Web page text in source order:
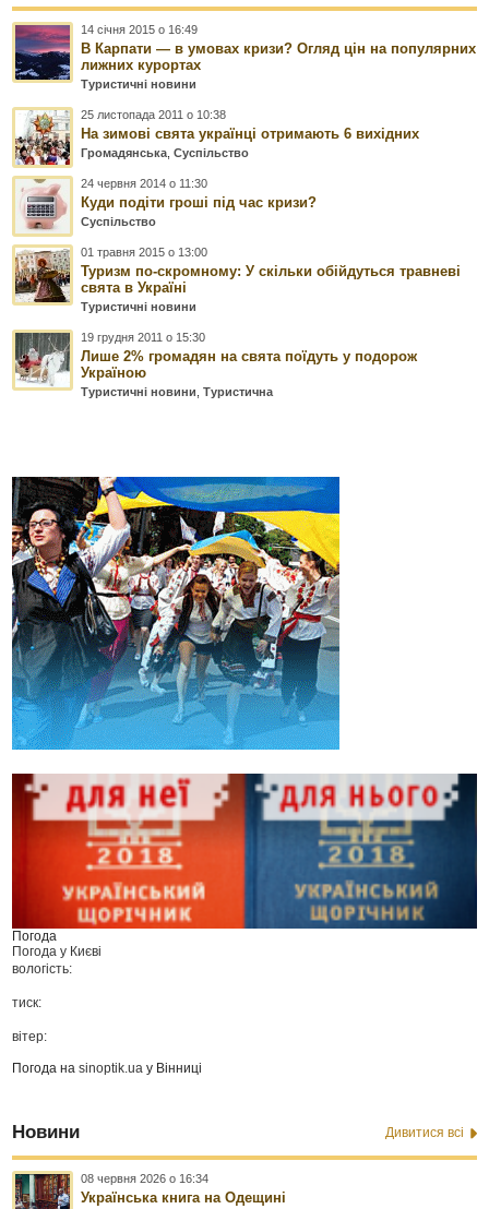
14 січня 2015 о 16:49
В Карпати — в умовах кризи? Огляд цін на популярних
лижних курортах
Туристичні новини
25 листопада 2011 о 10:38
На зимові свята українці отримають 6 вихідних
Громадянська,Суспільство
24 червня 2014 о 11:30
Куди подіти гроші під час кризи?
Суспільство
01 травня 2015 о 13:00
Туризм по-скромному: У скільки обійдуться травневі
свята в Україні
Туристичні новини
19 грудня 2011 о 15:30
Лише 2% громадян на свята поїдуть у подорож
Україною
Туристичні новини,Туристична
Погода
Погода у Києві
вологість:
тиск:
вітер:
Погода наsinoptik.ua у Вінниці
Новини Дивитися всі
08 червня 2026 о 16:34
Українська книга на Одещині